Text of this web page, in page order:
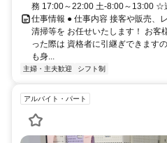
務 17:00～22:00 土-8:00～13:00 ☆
仕事情報 ● 仕事内容 接客や販売、
清掃等を お任せいたします！ お客
った際は 資格者に引継ぎできます
も身...
主婦・主夫歓迎 シフト制
アルバイト・パート